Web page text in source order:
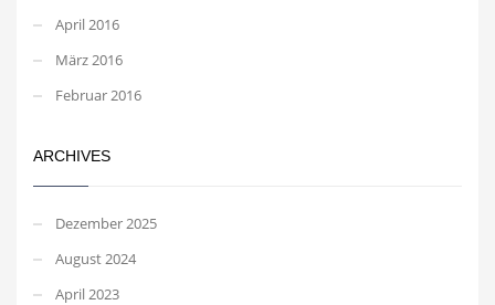
April 2016
März 2016
Februar 2016
ARCHIVES
Dezember 2025
August 2024
April 2023